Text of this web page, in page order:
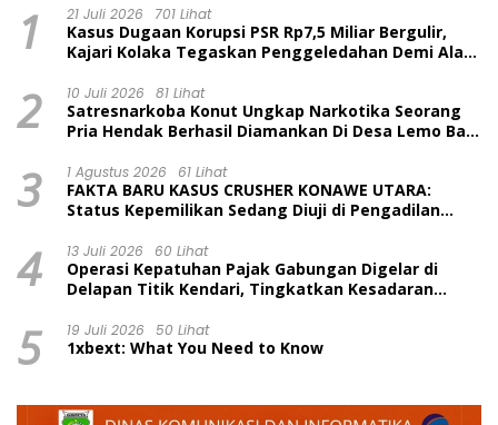
1 21 Juli 2026 701 Lihat
Kasus Dugaan Korupsi PSR Rp7,5 Miliar Bergulir,
Kajari Kolaka Tegaskan Penggeledahan Demi Alat
2 10 Juli 2026 81 Lihat
Satresnarkoba Konut Ungkap Narkotika Seorang
Pria Hendak Berhasil Diamankan Di Desa Lemo Bajo
3 1 Agustus 2026 61 Lihat
FAKTA BARU KASUS CRUSHER KONAWE UTARA:
Status Kepemilikan Sedang Diuji di Pengadilan
Dinilai Prematur
4 13 Juli 2026 60 Lihat
Operasi Kepatuhan Pajak Gabungan Digelar di
Delapan Titik Kendari, Tingkatkan Kesadaran
5 19 Juli 2026 50 Lihat
1xbext: What You Need to Know